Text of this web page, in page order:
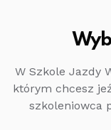
W Szkole Jazdy
którym chcesz
szkoleniowca